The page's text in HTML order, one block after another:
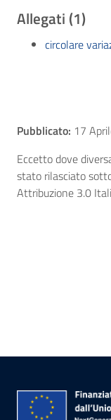
Allegati (1)
circolare
Pubblicato: 17
Eccetto dove
stato rilasciato
Attribuzione 3.0